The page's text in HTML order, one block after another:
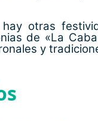
otras
de «La
y